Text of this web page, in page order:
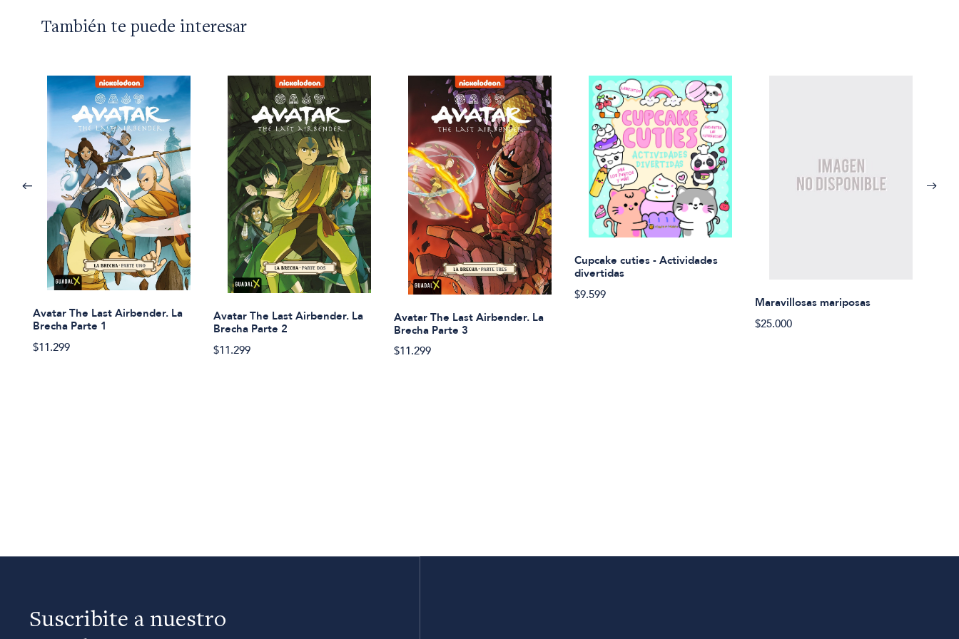
También te puede interesar
Avatar The Last Airbender. La
Brecha Parte 1
$11.299
Avatar The Last Airbender. La
Brecha Parte 2
$11.299
Avatar The Last Airbender. La
Brecha Parte 3
$11.299
Cupcake cuties - Actividades
divertidas
$9.599
Maravillosas mariposas
$25.000
Suscribite a nuestro